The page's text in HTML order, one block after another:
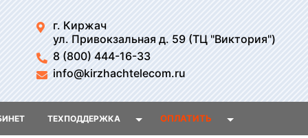
г. Киржач
ул. Привокзальная д. 59 (ТЦ "Виктория")
8 (800) 444-16-33
info@kirzhachtelecom.ru
ТЕХПОДДЕРЖКА ОПЛАТИТЬ